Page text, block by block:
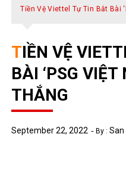
Tiền Vệ Viettel Tự Tin Bắt Bài
TIỀN VỆ VIETTEL TỰ TIN BẮT
BÀI ‘PSG VIỆT
THẮNG
September 22, 2022 By :San